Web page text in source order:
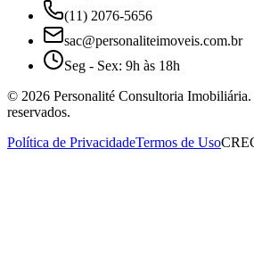
(11) 2076-5656
sac@personaliteimoveis.com.br
Seg - Sex: 9h às 18h
© 2026 Personalité Consultoria
reservados.
Política de PrivacidadeTermos de Uso